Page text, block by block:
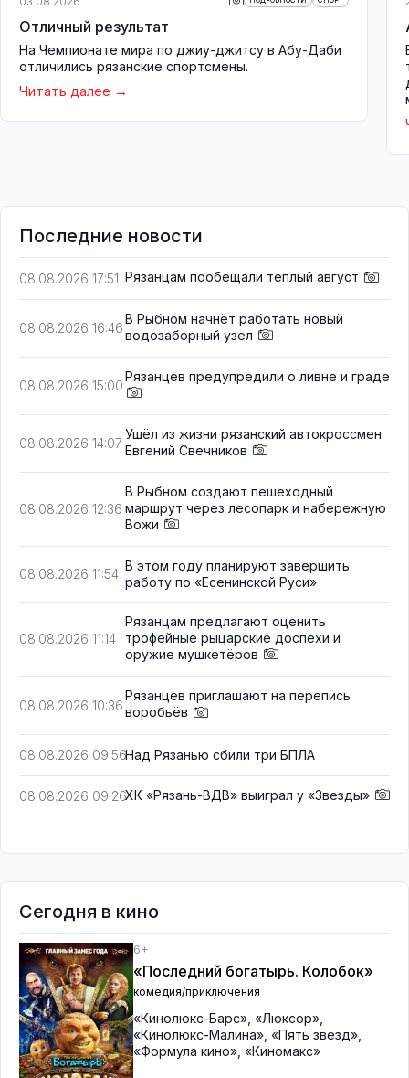
Отличный результат
На Чемпионате мира по джиу-джитсу в Абу-Даби
отличились рязанские спортсмены.
Читать далее
Последние новости
08.08.2026 17:51 Рязанцам пообещали тёплый август
08.08.2026 16:46
В Рыбном начнёт работать новый
водозаборный узел
08.08.2026 15:00
Рязанцев предупредили о ливне и граде
08.08.2026 14:07
Ушёл из жизни рязанский автокроссмен
Евгений Свечников
08.08.2026 12:36
В Рыбном создают пешеходный
маршрут через лесопарк и набережную
Вожи
08.08.2026 11:54
В этом году планируют завершить
работу по «Есенинской Руси»
08.08.2026 11:14
Рязанцам предлагают оценить
трофейные рыцарские доспехи и
оружие мушкетёров
08.08.2026 10:36
Рязанцев приглашают на перепись
воробьёв
08.08.2026 09:56Над Рязанью сбили три БПЛА
08.08.2026 09:26ХК «Рязань-ВДВ» выиграл у «Звезды»
Сегодня в кино
6+
«Последний богатырь. Колобок»
комедия/приключения
«Кинолюкс-Барс» «Люксор»
«Кинолюкс-Малина» «Пять звёзд»
«Формула кино» «Киномакс»